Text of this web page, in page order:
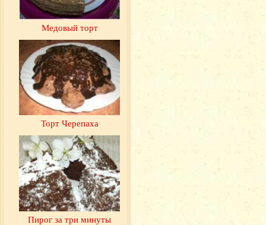
Медовый торт
Торт Черепаха
Пирог за три минуты